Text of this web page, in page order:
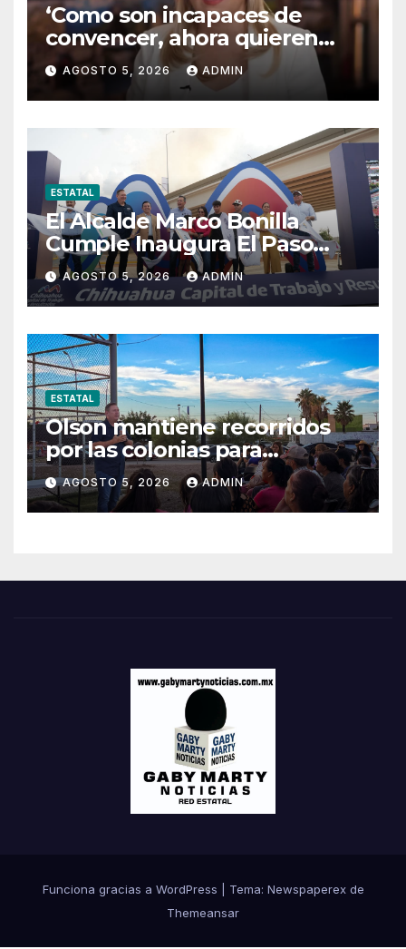
‘Como son incapaces de
convencer, ahora quieren
censurar’
AGOSTO 5, 2026 ADMIN
ESTATAL
El Alcalde Marco Bonilla
Cumple Inaugura El Paso
Superior De Fuerza Aérea Y
Carretera Aldama
AGOSTO 5, 2026 ADMIN
ESTATAL
Olson mantiene recorridos
por las colonias para
escuchar a las familias
AGOSTO 5, 2026 ADMIN
Funciona gracias a WordPress
Tema: Newspaperex de
Themeansar